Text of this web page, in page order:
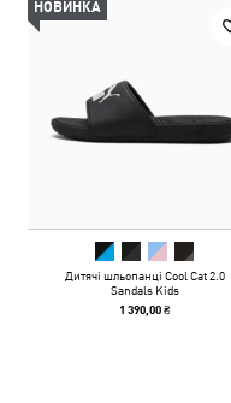
НОВИНКА
Дитячі шльопанці Cool Cat 2.0
Sandals Kids
1 390,00 ₴